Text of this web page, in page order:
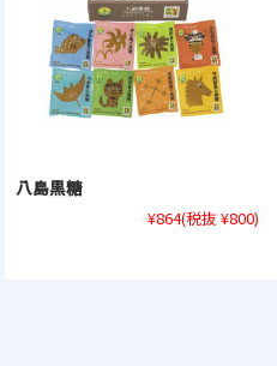
八島黒糖
¥864(税抜 ¥800)